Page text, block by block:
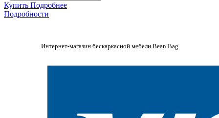
Купить Подробнее
Подробности
Интернет-магазин бескаркасной мебели Bean Bag